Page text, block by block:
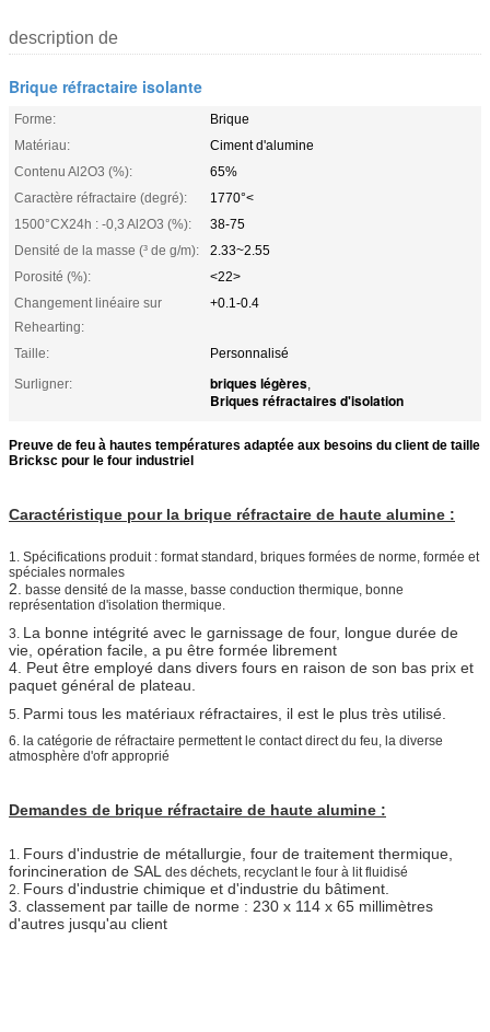
description de
Brique réfractaire isolante
Forme:
Brique
Matériau:
Ciment d'alumine
Contenu Al2O3 (%):
65%
Caractère réfractaire (degré):
1770°<
1500°CX24h : -0,3 Al2O3 (%):
38-75
Densité de la masse (³ de g/m):
2.33~2.55
Porosité (%):
<22>
Changement linéaire sur
Rehearting:
+0.1-0.4
Taille:
Personnalisé
Surligner:
briques légères,
Briques réfractaires d'isolation
Preuve de feu à hautes températures adaptée aux besoins du client de taille
Bricksc pour le four industriel
Caractéristique pour la brique réfractaire de haute alumine :
1. Spécifications produit : format standard, briques formées de norme, formée et
spéciales normales
2. basse densité de la masse, basse conduction thermique, bonne
représentation d'isolation thermique.
3. La bonne intégrité avec le garnissage de four, longue durée de
vie, opération facile, a pu être formée librement
4. Peut être employé dans divers fours en raison de son bas prix et
paquet général de plateau.
5. Parmi tous les matériaux réfractaires, il est le plus très utilisé.
6. la catégorie de réfractaire permettent le contact direct du feu, la diverse
atmosphère d'ofr approprié
Demandes de brique réfractaire de haute alumine :
1. Fours d'industrie de métallurgie, four de traitement thermique,
forincineration de SAL des déchets, recyclant le four à lit fluidisé
2. Fours d'industrie chimique et d'industrie du bâtiment.
3. classement par taille de norme : 230 x 114 x 65 millimètres
d'autres jusqu'au client